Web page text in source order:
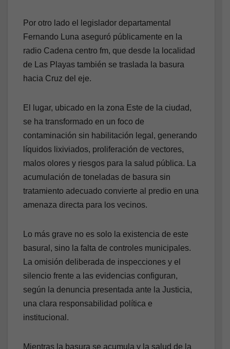
Por otro lado el legislador departamental
Fernando Luna aseguró públicamente en la
radio Cadena centro fm, que desde la localidad
de Las Playas también se traslada la basura
hacia Cruz del eje.
El lugar, ubicado en la zona Este de la ciudad,
se ha transformado en un foco de
contaminación sin habilitación legal, generando
líquidos lixiviados, proliferación de vectores,
malos olores y riesgos para la salud pública. La
acumulación de toneladas de basura sin
tratamiento adecuado convierte al predio en una
amenaza directa para los vecinos.
Lo más grave no es solo la existencia de este
basural, sino la falta de controles municipales.
La omisión deliberada de inspecciones y el
silencio frente a las evidencias configuran,
según la denuncia presentada ante la Justicia,
una clara responsabilidad política e
institucional.
Mientras la basura se acumula y la salud de la